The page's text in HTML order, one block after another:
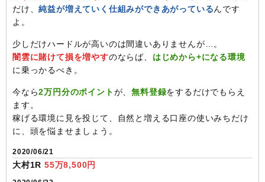
だけ、純益が増えていく仕組みができあがっているんです
よ。
少しだけハードルが高いのは間違いありませんが…。
闇雲に賭けて損を増やすのならば、 はじめから+になる環境
に乗っかるべき。
今なら2万円分のポイントが、無料登録をするだけでもらえ
ます。
稼げる環境に見を投じて、自然と増える口座の使いみちだけ
に、頭を悩ませましょう。
2020/06/21
大村1R 55万8,500円